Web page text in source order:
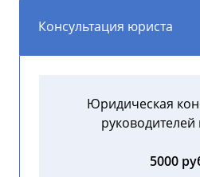
Консультация юриста
Юридическая
руководителей
5000